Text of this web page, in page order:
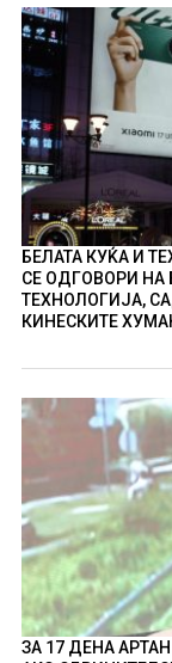
БЕЛАТА КУЌА И
СЕ ОДГОВОРИ НА
ТЕХНОЛОГИЈА,
КИНЕСКИТЕ
ЗА 17 ДЕНА